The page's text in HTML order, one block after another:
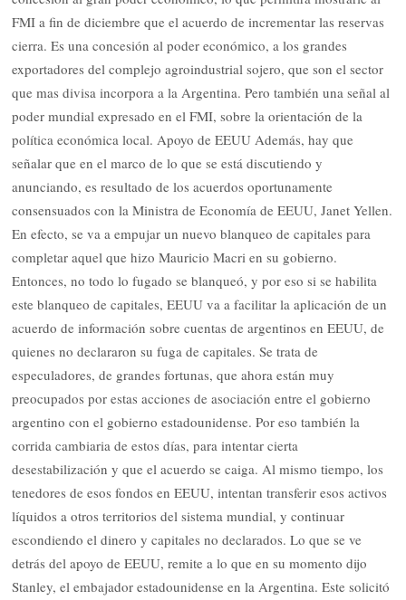
FMI a fin de diciembre que el acuerdo de incrementar las reservas
cierra. Es una concesión al poder económico, a los grandes
exportadores del complejo agroindustrial sojero, que son el sector
que mas divisa incorpora a la Argentina. Pero también una señal al
poder mundial expresado en el FMI, sobre la orientación de la
política económica local. Apoyo de EEUU Además, hay que
señalar que en el marco de lo que se está discutiendo y
anunciando, es resultado de los acuerdos oportunamente
consensuados con la Ministra de Economía de EEUU, Janet Yellen.
En efecto, se va a empujar un nuevo blanqueo de capitales para
completar aquel que hizo Mauricio Macri en su gobierno.
Entonces, no todo lo fugado se blanqueó, y por eso si se habilita
este blanqueo de capitales, EEUU va a facilitar la aplicación de un
acuerdo de información sobre cuentas de argentinos en EEUU, de
quienes no declararon su fuga de capitales. Se trata de
especuladores, de grandes fortunas, que ahora están muy
preocupados por estas acciones de asociación entre el gobierno
argentino con el gobierno estadounidense. Por eso también la
corrida cambiaria de estos días, para intentar cierta
desestabilización y que el acuerdo se caiga. Al mismo tiempo, los
tenedores de esos fondos en EEUU, intentan transferir esos activos
líquidos a otros territorios del sistema mundial, y continuar
escondiendo el dinero y capitales no declarados. Lo que se ve
detrás del apoyo de EEUU, remite a lo que en su momento dijo
Stanley, el embajador estadounidense en la Argentina. Este solicitó